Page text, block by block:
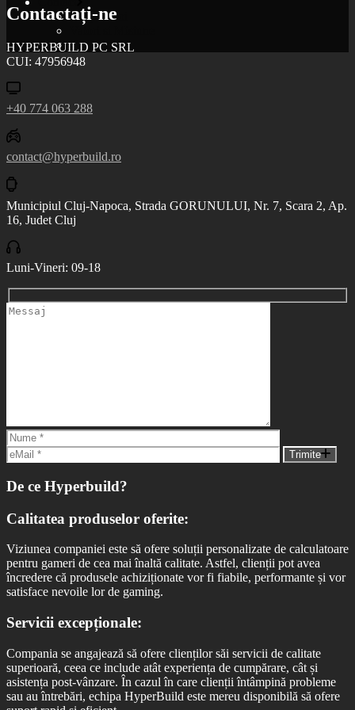
Despre Noi
Contact
Contactați-ne
HYPERBUILD PC SRL
CUI: 47956948
+40 774 063 288
contact@hyperbuild.ro
Municipiul Cluj-Napoca, Strada GORUNULUI, Nr. 7, Scara 2, Ap.
16, Judet Cluj
Luni-Vineri: 09-18
Trimite
De ce Hyperbuild?
Calitatea produselor oferite:
Viziunea companiei este să ofere soluții personalizate de calculatoare
pentru gameri de cea mai înaltă calitate. Astfel, clienții pot avea
încredere că produsele achiziționate vor fi fiabile, performante și vor
satisface nevoile lor de gaming.
Servicii excepționale:
Compania se angajează să ofere clienților săi servicii de calitate
superioară, ceea ce include atât experiența de cumpărare, cât și
asistența post-vânzare. În cazul în care clienții întâmpină probleme
sau au întrebări, echipa HyperBuild este mereu disponibilă să ofere